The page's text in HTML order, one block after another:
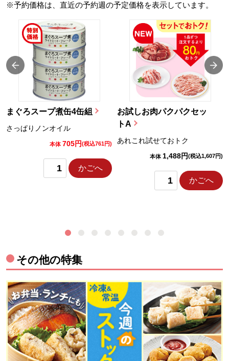
※予約価格は、直近の予約週の予定価格を表示しています。
まぐろスープ煮缶4缶組
さっぱりノンオイル
本体 705円(税込761円)
かごへ
お試しお肉パクパクセッ
トA
あれこれ試せておトク
本体 1,488円(税込1,607円)
かごへ
その他の特集